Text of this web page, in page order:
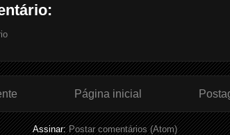
Página inicial
Assinar:Postar comentários (Atom)